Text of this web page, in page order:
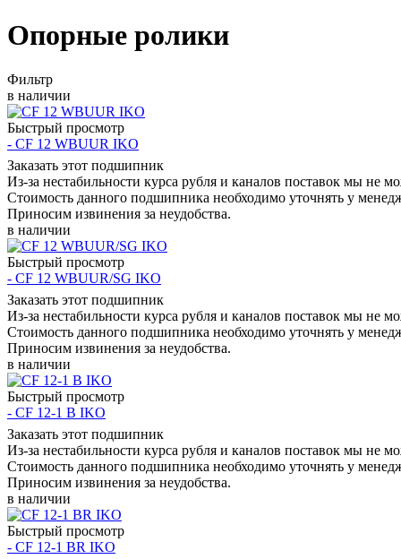
Опорные ролики
Фильтр
в наличии
Быстрый просмотр
- CF 12 WBUUR IKO
Заказать этот подшипник
Из-за нестабильности курса рубля и каналов поставок мы не
Стоимость данного подшипника необходимо уточнять у
Приносим извинения за неудобства.
в наличии
Быстрый просмотр
- CF 12 WBUUR/SG IKO
Заказать этот подшипник
Из-за нестабильности курса рубля и каналов поставок мы не
Стоимость данного подшипника необходимо уточнять у
Приносим извинения за неудобства.
в наличии
Быстрый просмотр
- CF 12-1 B IKO
Заказать этот подшипник
Из-за нестабильности курса рубля и каналов поставок мы не
Стоимость данного подшипника необходимо уточнять у
Приносим извинения за неудобства.
в наличии
Быстрый просмотр
- CF 12-1 BR IKO